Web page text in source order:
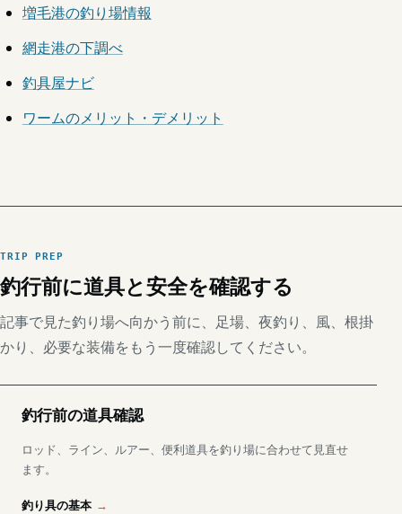
増毛港の釣り場情報
網走港の下調べ
釣具屋ナビ
ワームのメリット・デメリット
TRIP PREP
釣行前に道具と安全を確認する
記事で見た釣り場へ向かう前に、足場、夜釣り、風、根掛
かり、必要な装備をもう一度確認してください。
釣行前の道具確認
ロッド、ライン、ルアー、便利道具を釣り場に合わせて見直せ
ます。
釣り具の基本